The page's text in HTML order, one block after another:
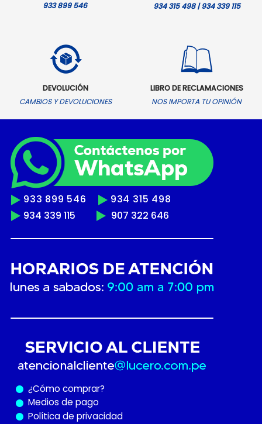
933 899 546
934 315 498 | 934 339 115
DEVOLUCIÓN
CAMBIOS Y DEVOLUCIONES
LIBRO DE RECLAMACIONES
NOS IMPORTA TU OPINIÓN
933 899 546
934 315 498
934 339 115
907 322 646
¿Cómo comprar?
Medios de pago
Política de privacidad